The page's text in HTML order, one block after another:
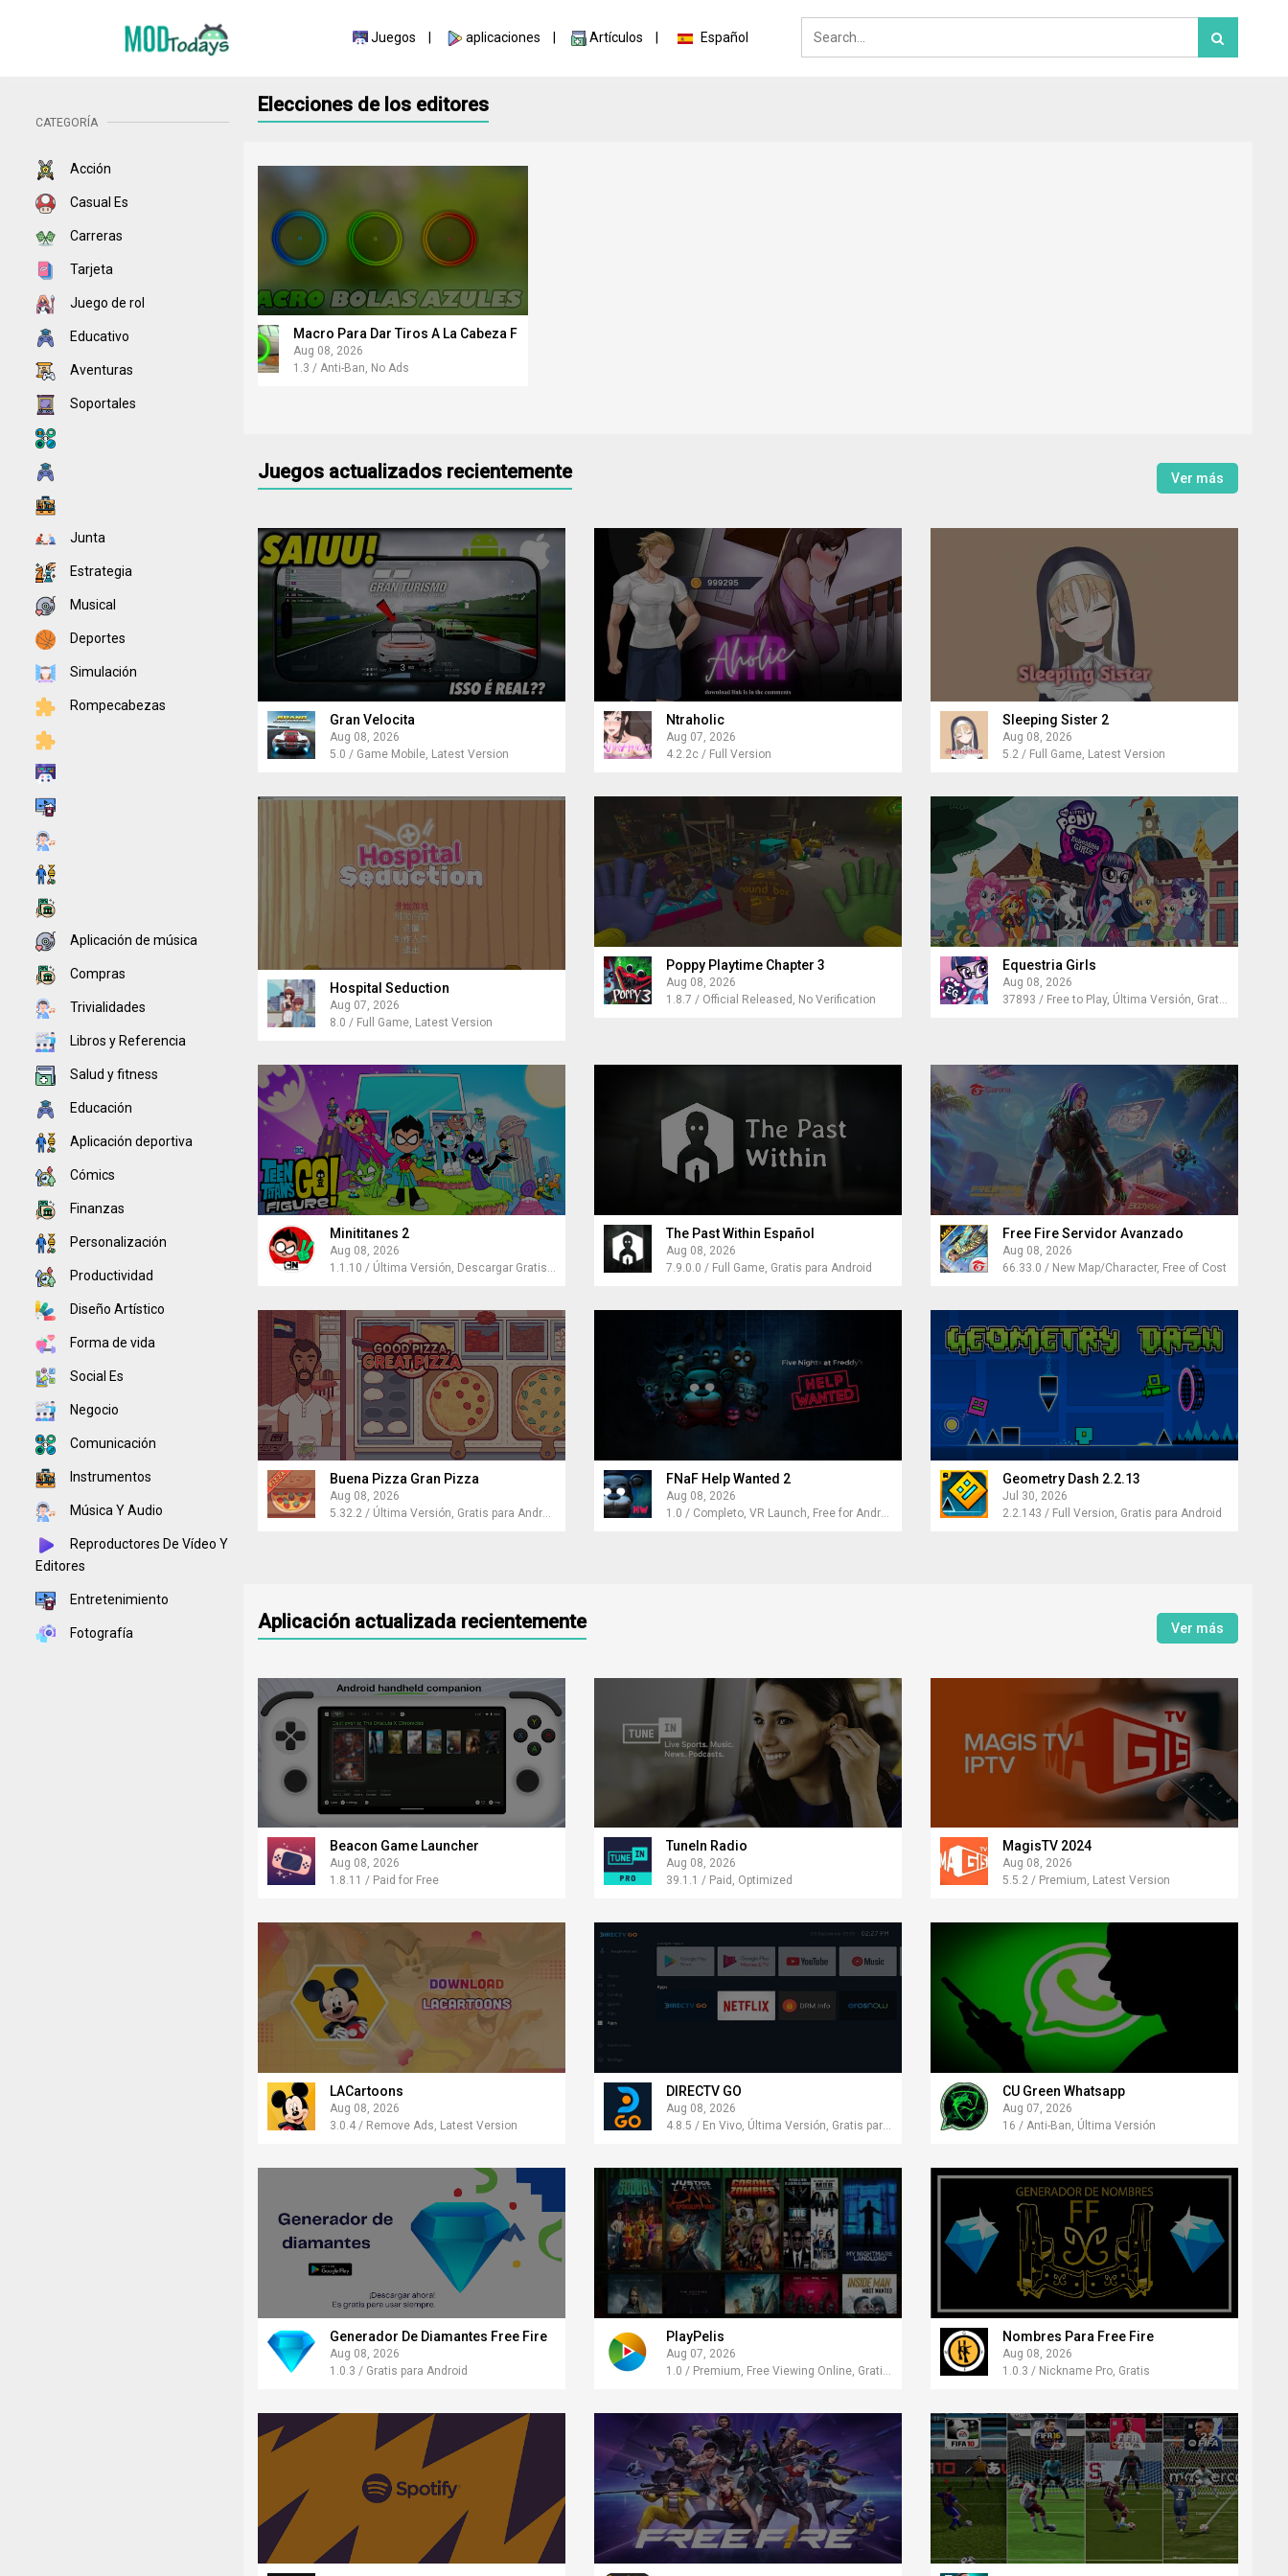
Juegos aplicaciones Artículos Español
CATEGORÍA
Acción
Casual Es
Carreras
Tarjeta
Juego de rol
Educativo
Aventuras
Soportales
Junta
Estrategia
Musical
Deportes
Simulación
Rompecabezas
Aplicación de música
Compras
Trivialidades
Libros y Referencia
Salud y fitness
Educación
Aplicación deportiva
Cómics
Finanzas
Personalización
Productividad
Diseño Artístico
Forma de vida
Social Es
Negocio
Comunicación
Instrumentos
Música Y Audio
Reproductores De Vídeo Y
Editores
Entretenimiento
Fotografía
Elecciones de los editores
Macro Para Dar Tiros A La Cabeza Free Fire
Aug 08, 2026
1.3 / Anti-Ban, No Ads
Juegos actualizados recientemente Ver más
Gran Velocita
Aug 08, 2026
5.0 / Game Mobile, Latest Version
Ntraholic
Aug 07, 2026
4.2.2c / Full Version
Sleeping Sister 2
Aug 08, 2026
5.2 / Full Game, Latest Version
Hospital Seduction
Aug 07, 2026
8.0 / Full Game, Latest Version
Poppy Playtime Chapter 3
Aug 08, 2026
1.8.7 / Official Released, No Verification
Equestria Girls
Aug 08, 2026
37893 / Free to Play, Última Versión, Gratis para Android
Minititanes 2
Aug 08, 2026
1.1.10 / Última Versión, Descargar Gratis para Android
The Past Within Español
Aug 08, 2026
7.9.0.0 / Full Game, Gratis para Android
Free Fire Servidor Avanzado
Aug 08, 2026
66.33.0 / New Map/Character, Free of Cost
Buena Pizza Gran Pizza
Aug 08, 2026
5.32.2 / Última Versión, Gratis para Android
FNaF Help Wanted 2
Aug 08, 2026
1.0 / Completo, VR Launch, Free for Android
Geometry Dash 2.2.13
Jul 30, 2026
2.2.143 / Full Version, Gratis para Android
Aplicación actualizada recientemente Ver más
Beacon Game Launcher
Aug 08, 2026
1.8.11 / Paid for Free
TuneIn Radio
Aug 08, 2026
39.1.1 / Paid, Optimized
MagisTV 2024
Aug 08, 2026
5.5.2 / Premium, Latest Version
LACartoons
Aug 08, 2026
3.0.4 / Remove Ads, Latest Version
DIRECTV GO
Aug 08, 2026
4.8.5 / En Vivo, Última Versión, Gratis para Android
CU Green Whatsapp
Aug 07, 2026
16 / Anti-Ban, Última Versión
Generador De Diamantes Free Fire
Aug 08, 2026
1.0.3 / Gratis para Android
PlayPelis
Aug 07, 2026
1.0 / Premium, Free Viewing Online, Gratis para Android
Nombres Para Free Fire
Aug 08, 2026
1.0.3 / Nickname Pro, Gratis